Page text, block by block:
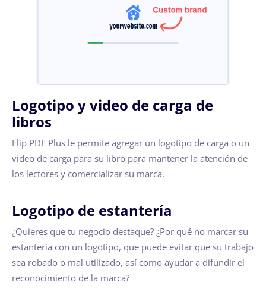
Logotipo y video de carga de
libros
Flip PDF Plus le permite agregar un logotipo de carga o un
video de carga para su libro para mantener la atención de
los lectores y comercializar su marca.
Logotipo de estantería
¿Quieres que tu negocio destaque? ¿Por qué no marcar su
estantería con un logotipo, que puede evitar que su trabajo
sea robado o mal utilizado, así como ayudar a difundir el
reconocimiento de la marca?